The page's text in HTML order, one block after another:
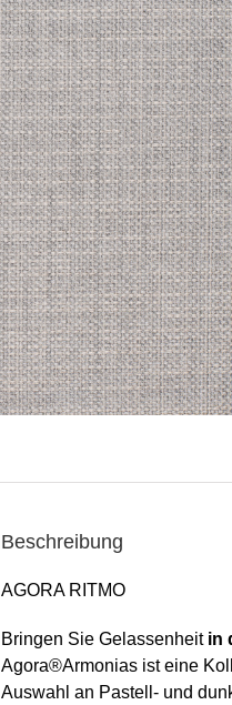
Beschreibung
AGORA RITMO
Bringen Sie Gelassenheit in
Agora®Armonias ist eine
Auswahl an Pastell- und